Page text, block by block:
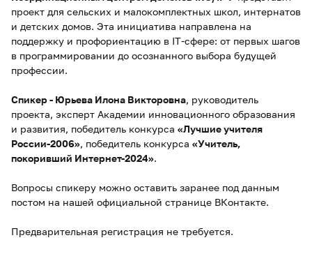
проект для сельских и малокомплектных школ, интернатов
и детских домов. Эта инициатива направлена на
поддержку и профориентацию в IT-сфере: от первых шагов
в программировании до осознанного выбора будущей
профессии.
Спикер - Юрьева Илона Викторовна, руководитель
проекта, эксперт Академии инновационного образования
и развития, победитель конкурса «Лучшие учителя
России-2006», победитель конкурса «Учитель,
покоривший Интернет-2024».
Вопросы спикеру можно оставить заранее под данным
постом на нашей официальной странице ВКонтакте.
Предварительная регистрация не требуется.